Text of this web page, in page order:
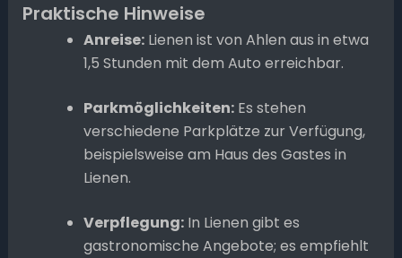
Praktische Hinweise
Anreise:Lienen ist von Ahlen aus in etwa
1,5 Stunden mit dem Auto erreichbar.
Parkmöglichkeiten:Es stehen
verschiedene Parkplätze zur Verfügung,
beispielsweise am Haus des Gastes in
Lienen.
Verpflegung:In Lienen gibt es
gastronomische Angebote; es empfiehlt